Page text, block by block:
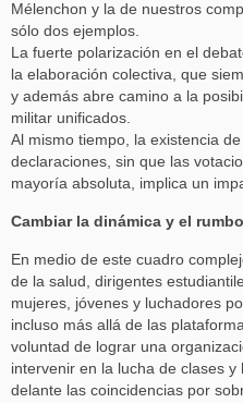
Mélenchon y la de nuestros
sólo dos ejemplos.
La fuerte polarización en el
la elaboración colectiva, que
y además abre camino a la
militar unificados.
Al mismo tiempo, la existencia
declaraciones, sin que las
mayoría absoluta, implica un
Cambiar la dinámica y el rumbo
En medio de este cuadro
de la salud, dirigentes
mujeres, jóvenes y luchadores
incluso más allá de las
voluntad de lograr una
intervenir en la lucha de clases
delante las coincidencias por